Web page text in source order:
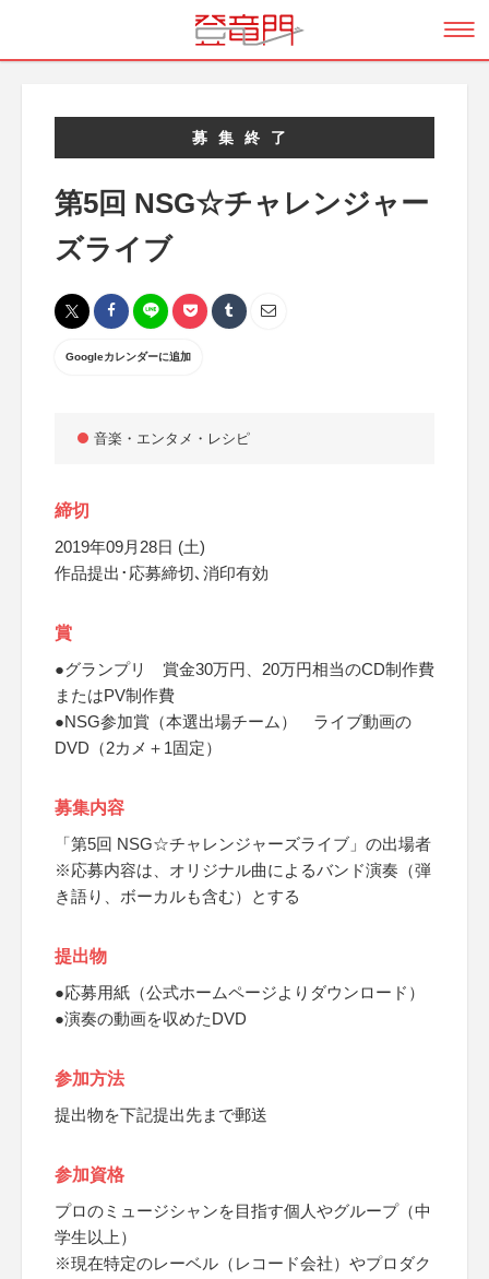
募集終了
第5回 NSG☆チャレンジャー
ズライブ
Googleカレンダーに追加
音楽・エンタメ・レシピ
締切
2019年09月28日 (土)
作品提出･応募締切､消印有効
賞
●グランプリ 賞金30万円、20万円相当のCD制作費
またはPV制作費
●NSG参加賞（本選出場チーム） ライブ動画の
DVD（2カメ＋1固定）
募集内容
「第5回 NSG☆チャレンジャーズライブ」の出場者
※応募内容は、オリジナル曲によるバンド演奏（弾
き語り、ボーカルも含む）とする
提出物
●応募用紙（公式ホームページよりダウンロード）
●演奏の動画を収めたDVD
参加方法
提出物を下記提出先まで郵送
参加資格
プロのミュージシャンを目指す個人やグループ（中
学生以上）
※現在特定のレーベル（レコード会社）やプロダク